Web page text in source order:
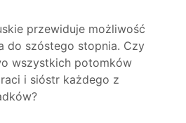
przewiduje możliwość
do szóstego stopnia. Czy
wszystkich potomków
i sióstr każdego z